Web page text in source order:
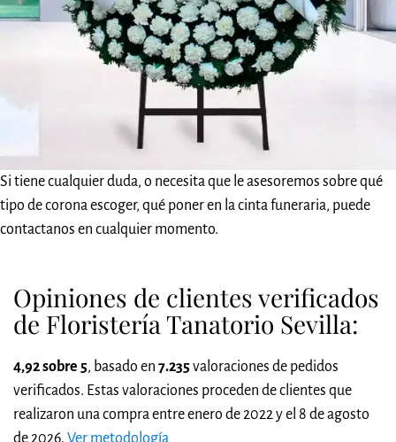
Si tiene cualquier duda, o necesita que le asesoremos sobre qué
tipo de corona escoger, qué poner en la cinta funeraria, puede
contactanos en cualquier momento.
Opiniones de clientes verificados
de Floristería Tanatorio Sevilla:
4,92 sobre 5, basado en 7.235valoraciones de pedidos
verificados. Estas valoraciones proceden de clientes que
realizaron una compra entre enero de 2022 y el 8 de agosto
de 2026. Ver metodología